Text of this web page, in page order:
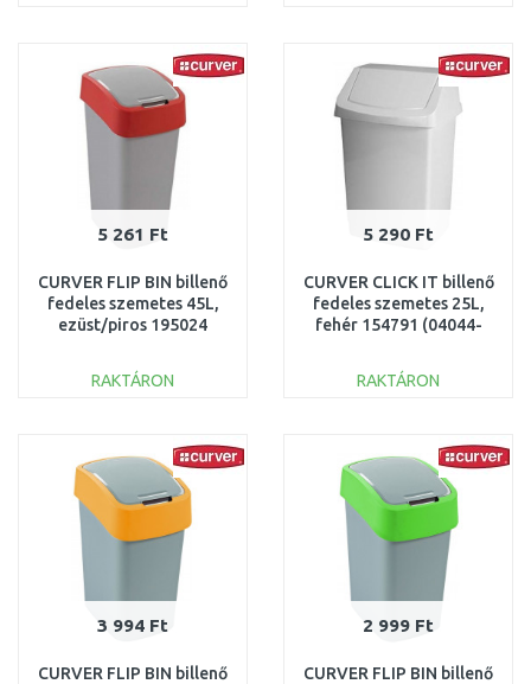
Összehasonlítás Összehasonlítás
5 261 Ft
CURVER FLIP BIN billenő
fedeles szemetes 45L,
ezüst/piros 195024
RAKTÁRON
Összehasonlítás
5 290 Ft
CURVER CLICK IT billenő
fedeles szemetes 25L,
fehér 154791 (04044-
RAKTÁRON
Összehasonlítás
3 994 Ft
CURVER FLIP BIN billenő
2 999 Ft
CURVER FLIP BIN billenő